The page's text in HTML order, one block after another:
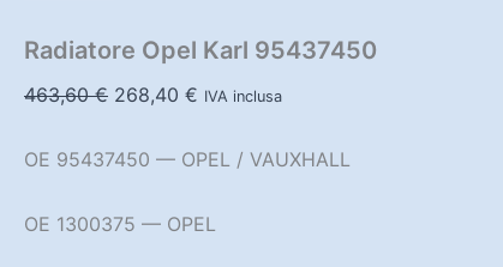
Radiatore Opel Karl 95437450
463,60€ Il
originale
463,60 €.
268,40 € Il
attuale
268,40 €.
IVA inclusa
OE 95437450 — OPEL / VAUXHALL
OE 1300375 — OPEL